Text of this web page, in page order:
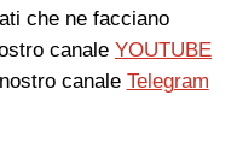
che ne facciano
canale YOUTUBE
canale Telegram